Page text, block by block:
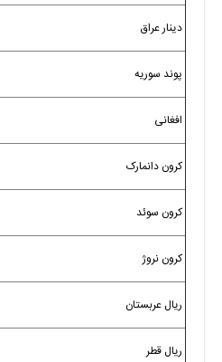
دینار عراق
پوند سوریه
افغانی
کرون دانمارک
کرون سوئد
کرون نروژ
ریال عربستان
ریال قطر